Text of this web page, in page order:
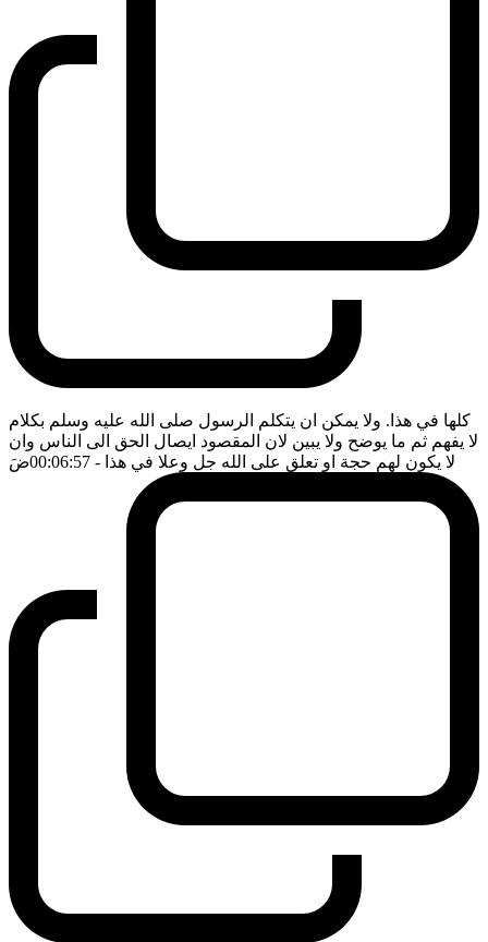
كلها في هذا. ولا يمكن ان يتكلم الرسول صلى الله عليه وسلم بكلام
لا يفهم ثم ما يوضح ولا يبين لان المقصود ايصال الحق الى الناس وان
لا يكون لهم حجة او تعلق على الله جل وعلا في هذا - 00:06:57 ضَ